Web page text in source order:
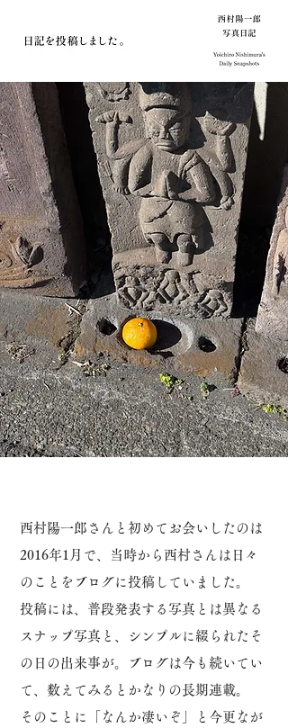
西村陽一郎さんと初めてお会いしたのは
2016年1月で、当時から西村さんは日々
のことをブログに投稿していました。
投稿には、普段発表する写真とは異なる
スナップ写真と、シンプルに綴られたそ
の日の出来事が。
ブログは今も続いてい
て、数えてみるとかなりの長期連載。
そのことに「なんか凄いぞ」と今更なが